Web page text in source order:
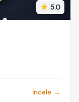
5.0
İncele →